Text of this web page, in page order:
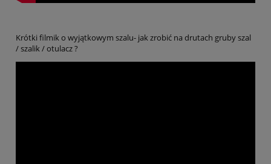
Krótki filmik o wyjątkowym szalu- jak zrobić na drutach gruby szal
/ szalik / otulacz ?